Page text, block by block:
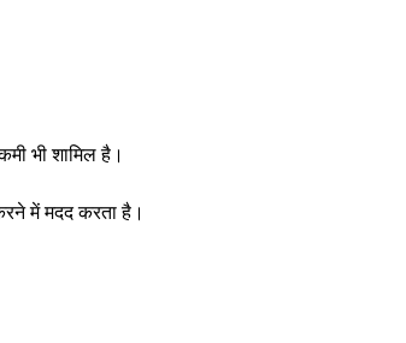
भी शामिल है।
में मदद करता है।